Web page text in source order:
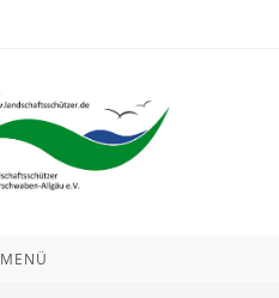
MENÜ